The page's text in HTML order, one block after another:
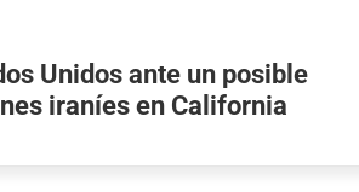
Unidos ante un posible
iraníes en California